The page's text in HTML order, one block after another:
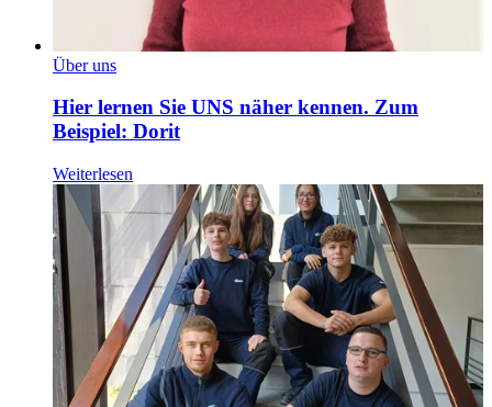
Über uns
Hier lernen Sie UNS näher kennen. Zum
Beispiel: Dorit
Weiterlesen